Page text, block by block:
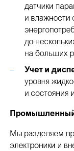
датчики
и влажности
до
на больших
Учет и
уровня
и состояния
Промышленный
Мы разделяем
электроники и